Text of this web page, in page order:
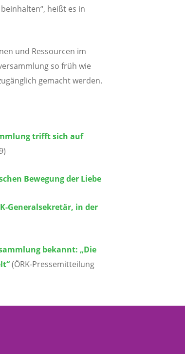
heißt es in
und Ressourcen im
so früh wie
gemacht werden.
trifft sich auf
Bewegung der Liebe
Generalsekretär, in der
bekannt: „Die
(ÖRK-Pressemitteilung